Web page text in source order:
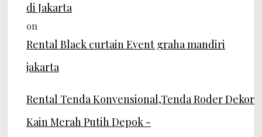
di Jakarta
on
Rental Black curtain Event graha mandiri
jakarta
Rental Tenda Konvensional,Tenda Roder Dekor
Kain Merah Putih Depok -